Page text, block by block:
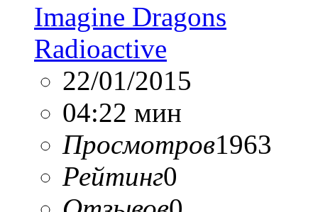
Imagine Dragons
Radioactive
22/01/2015
04:22 мин
Просмотров1963
Рейтинг0